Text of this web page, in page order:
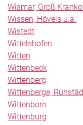
Wismar, Groß
Wissen, Hövels u.a.
Wistedt
Wittelshofen
Witten
Wittenbeck
Wittenberg
Wittenberge,
Wittenborn
Wittenburg